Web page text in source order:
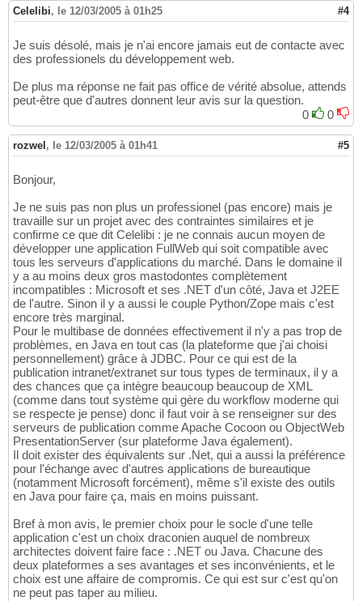
Celelibi, le 12/03/2005 à 01h25 #4
Je suis désolé, mais je n'ai encore jamais eut de contacte avec
des professionels du développement web.
De plus ma réponse ne fait pas office de vérité absolue, attends
peut-être que d'autres donnent leur avis sur la question.
0
0
rozwel , le 12/03/2005 à 01h41 #5
Bonjour,
Je ne suis pas non plus un professionel (pas encore) mais je
travaille sur un projet avec des contraintes similaires et je
confirme ce que dit Celelibi : je ne connais aucun moyen de
développer une application FullWeb qui soit compatible avec
tous les serveurs d'applications du marché. Dans le domaine il
y a au moins deux gros mastodontes complètement
incompatibles : Microsoft et ses .NET d'un côté, Java et J2EE
de l'autre. Sinon il y a aussi le couple Python/Zope mais c'est
encore très marginal.
Pour le multibase de données effectivement il n'y a pas trop de
problèmes, en Java en tout cas (la plateforme que j'ai choisi
personnellement) grâce à JDBC. Pour ce qui est de la
publication intranet/extranet sur tous types de terminaux, il y a
des chances que ça intègre beaucoup beaucoup de XML
(comme dans tout système qui gère du workflow moderne qui
se respecte je pense) donc il faut voir à se renseigner sur des
serveurs de publication comme Apache Cocoon ou ObjectWeb
PresentationServer (sur plateforme Java également).
Il doit exister des équivalents sur .Net, qui a aussi la préférence
pour l'échange avec d'autres applications de bureautique
(notamment Microsoft forcément), même s'il existe des outils
en Java pour faire ça, mais en moins puissant.
Bref à mon avis, le premier choix pour le socle d'une telle
application c'est un choix draconien auquel de nombreux
architectes doivent faire face : .NET ou Java. Chacune des
deux plateformes a ses avantages et ses inconvénients, et le
choix est une affaire de compromis. Ce qui est sur c'est qu'on
ne peut pas taper au milieu.